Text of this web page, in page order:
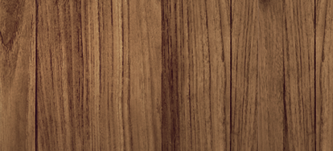
2025年9月
2025年8月
2025年7月
2025年6月